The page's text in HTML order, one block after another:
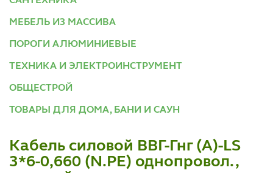
МЕБЕЛЬ ИЗ МАССИВА
ПОРОГИ АЛЮМИНИЕВЫЕ
ТЕХНИКА И ЭЛЕКТРОИНСТРУМЕНТ
ОБЩЕСТРОЙ
ТОВАРЫ ДЛЯ ДОМА, БАНИ И САУН
Кабель силовой ВВГ-Гнг (А)-LS
3*6-0,660 (N.PE) однопровол.,